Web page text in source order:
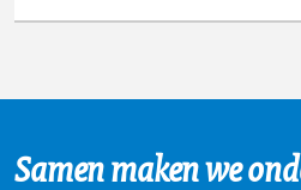
Samen maken we